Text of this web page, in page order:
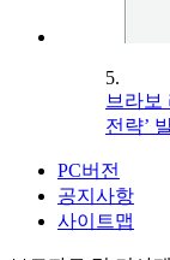
5.
브라보
전략’
PC버전
공지사항
사이트맵